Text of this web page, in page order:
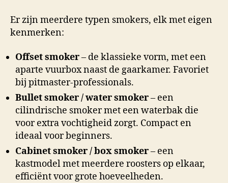
Er zijn meerdere typen smokers, elk met eigen
kenmerken:
Offset smoker– de klassieke vorm, met een
aparte vuurbox naast de gaarkamer. Favoriet
bij pitmaster-professionals.
Bullet smoker / water smoker– een
cilindrische smoker met een waterbak die
voor extra vochtigheid zorgt. Compact en
ideaal voor beginners.
Cabinet smoker / box smoker– een
kastmodel met meerdere roosters op elkaar,
efficiënt voor grote hoeveelheden.